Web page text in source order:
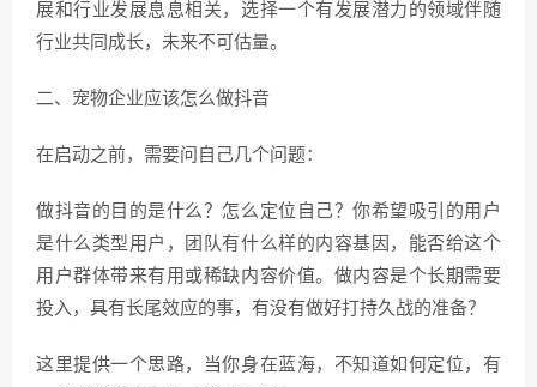
展和行业发展息息相关，选择一个有发展潜力的领域伴随
行业共同成长，未来不可估量。
二、宠物企业应该怎么做抖音
在启动之前，需要问自己几个问题：
做抖音的目的是什么？怎么定位自己？你希望吸引的用户
是什么类型用户，团队有什么样的内容基因，能否给这个
用户群体带来有用或稀缺内容价值。做内容是个长期需要
投入，具有长尾效应的事，有没有做好打持久战的准备？
这里提供一个思路，当你身在蓝海，不知道如何定位，有